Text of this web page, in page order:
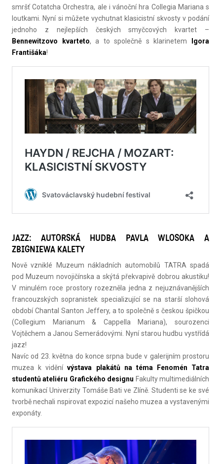
smršť Cotatcha Orchestra, ale i vánoční hra Collegia Mariana s
loutkami. Nyní si můžete vychutnat klasicistní skvosty v podání
jednoho z nejlepších českých smyčcových kvartet –
Bennewitzovo kvarteto, a to společně s klarinetem
Igora
Františáka!
JAZZ: AUTORSKÁ HUDBA PAVLA WLOSOKA A
ZBIGNIEWA KALETY
Nově vzniklé Muzeum nákladních automobilů TATRA spadá
pod Muzeum novojičínska a skýtá překvapivě dobrou akustiku!
V minulém roce prostory rozezněla jedna z nejuznávanějších
francouzských sopranistek specializující se na starší slohová
období Chantal Santon Jeffery, a to společně s českou špičkou
(Collegium Marianum & Cappella Mariana), sourozenci
Vojtěchem a Janou Semerádovými. Nyní starou hudbu vystřídá
jazz!
Navíc od 23. května do konce srpna bude v galerijním prostoru
muzea k viděnívýstava plakátů na téma Fenomén Tatra
studentů ateliéru Grafického designu Fakulty multimediálních
komunikací Univerzity Tomáše Bati ve Zlíně. Studenti se ke své
tvorbě nechali nspirovat expozicí našeho muzea a vystavenými
exponáty.